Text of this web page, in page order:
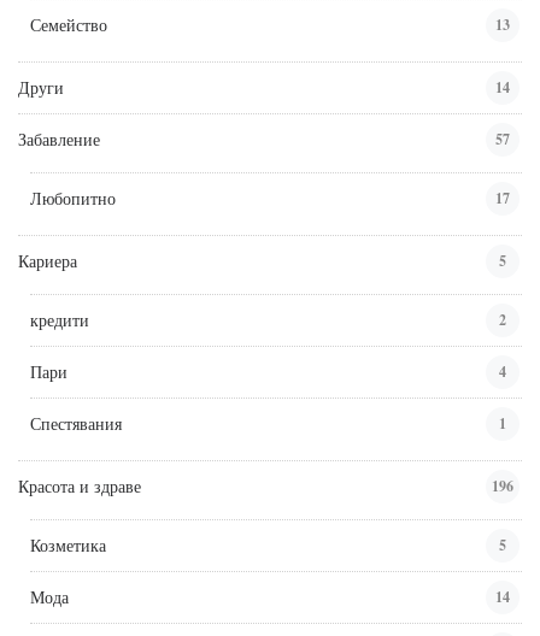
Семейство 13
Други 14
Забавление 57
Любопитно 17
Кариера 5
кредити 2
Пари 4
Спестявания 1
Красота и здраве 196
Козметика 5
Мода 14